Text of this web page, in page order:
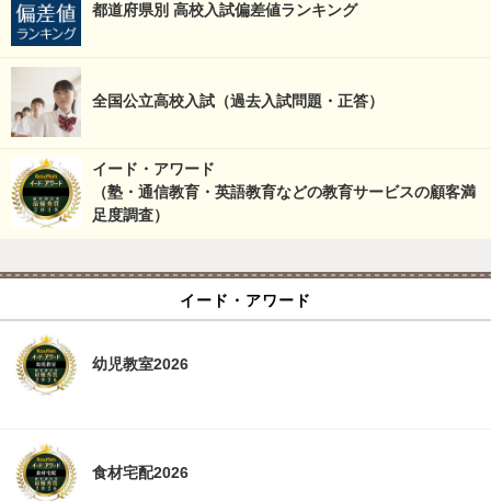
都道府県別 高校入試偏差値ランキング
全国公立高校入試（過去入試問題・正答）
イード・アワード
（塾・通信教育・英語教育などの教育サービスの顧客満
足度調査）
イード・アワード
幼児教室2026
食材宅配2026